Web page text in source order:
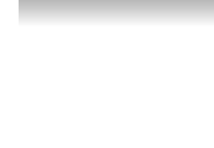
là một dạng Đèn
dịp lễ giáng sinh và tết